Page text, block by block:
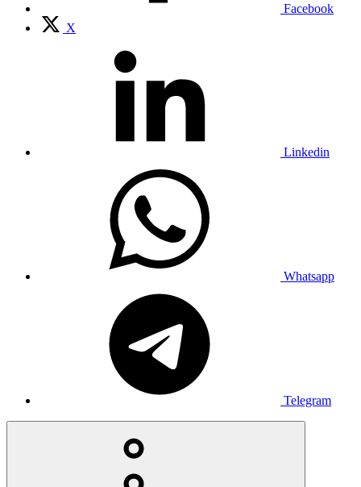
Facebook
X
Linkedin
Whatsapp
Telegram